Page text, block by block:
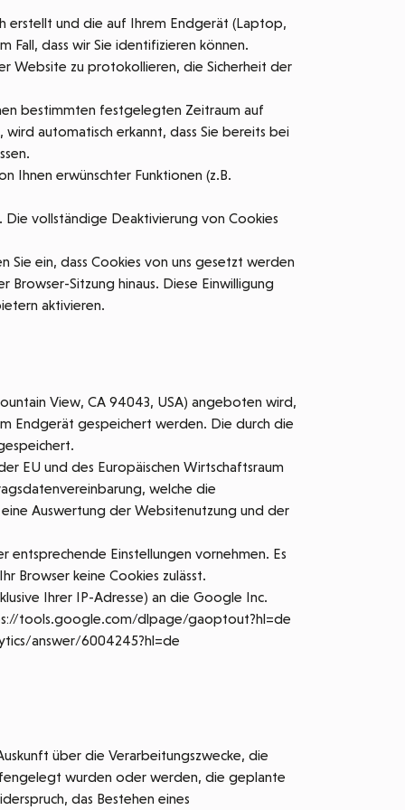
erstellt und die auf Ihrem Endgerät (Laptop,
Fall, dass wir Sie identifizieren können.
Website zu protokollieren, die Sicherheit der
bestimmten festgelegten Zeitraum auf
automatisch erkannt, dass Sie bereits bei
Ihnen erwünschter Funktionen (z.B.
Die vollständige Deaktivierung von Cookies
ein, dass Cookies von uns gesetzt werden
Sitzung hinaus. Diese Einwilligung
aktivieren.
View, CA 94043, USA) angeboten wird,
Endgerät gespeichert werden. Die durch die
EU und des Europäischen Wirtschaftsraum
welche die
Auswertung der Websitenutzung und der
entsprechende Einstellungen vornehmen. Es
Browser keine Cookies zulässt.
Ihrer IP-Adresse) an die Google Inc.
tools.google.com/dlpage/gaoptout?hl=de
answer/6004245?hl=de
über die Verarbeitungszwecke, die
wurden oder werden, die geplante
das Bestehen eines